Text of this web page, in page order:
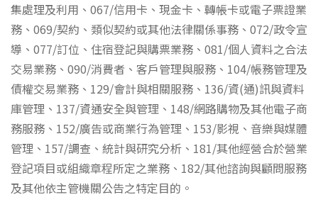
集處理及利用、067/信用卡、現金卡、轉帳卡或電子票證業
務、069/契約、類似契約或其他法律關係事務、072/政令宣
導、077/訂位、住宿登記與購票業務、081/個人資料之合法
交易業務、090/消費者、客戶管理與服務、104/帳務管理及
債權交易業務、129/會計與相關服務、136/資(通)訊與資料
庫管理、137/資通安全與管理、148/網路購物及其他電子商
務服務、152/廣告或商業行為管理、153/影視、音樂與媒體
管理、157/調查、統計與研究分析、181/其他經營合於營業
登記項目或組織章程所定之業務、182/其他諮詢與顧問服務
及其他依主管機關公告之特定目的。